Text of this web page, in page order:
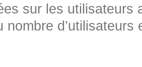
sur les utilisateurs
nombre